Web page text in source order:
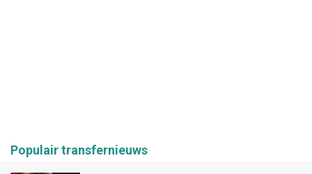
Populair transfernieuws